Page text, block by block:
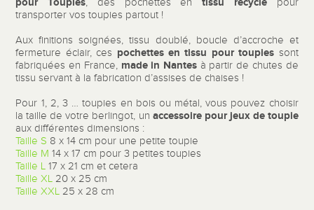
, des pochettes en
pour
transporter vos toupies partout !
Aux finitions soignées, tissu doublé, boucle d’accroche et
fermeture éclair, ces pochettes en tissu pour toupies sont
fabriquées en France, made in Nantes à partir de chutes de
tissu servant à la fabrication d’assises de chaises !
Pour 1, 2, 3 … toupies en bois ou métal, vous pouvez choisir
la taille de votre berlingot, un accessoire pour jeux de toupie
aux différentes dimensions :
Taille S 8 x 14 cm pour une petite toupie
Taille M 14 x 17 cm pour 3 petites toupies
Taille L 17 x 21 cm et cetera
Taille XL 20 x 25 cm
Taille XXL 25 x 28 cm